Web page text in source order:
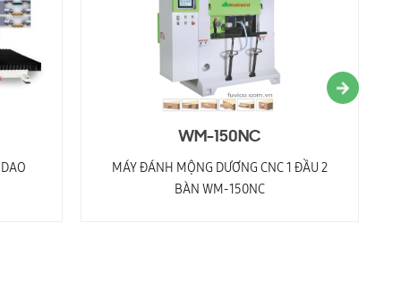
WM-150NC
MÁY ĐÁNH MỘNG DƯƠNG CNC 1 ĐẦU 2
BÀN WM-150NC